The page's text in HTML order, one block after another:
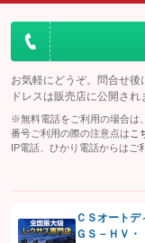
お気軽にどうぞ。問合せ
ドレスは販売店に公開され
※無料電話をご利用の場合は
番号ご利用の際の注意点は こ
IP電話、ひかり電話からはご
ＣＳオート
ＧＳ－ＨＶ